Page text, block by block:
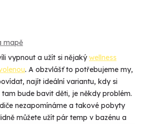
mapě
vypnout a užít si nějakýwellness
. A obzvlášť to potřebujeme my,
najít ideální variantu, kdy si
bude bavit děti, je někdy problém.
nezapomínáme a takové pobyty
můžete užít pár temp v bazénu a